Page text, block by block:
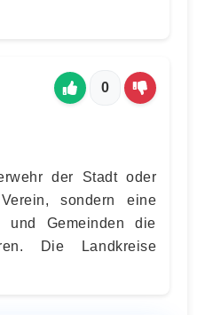
0
der Stadt oder
sondern eine
und Gemeinden die
Die Landkreise